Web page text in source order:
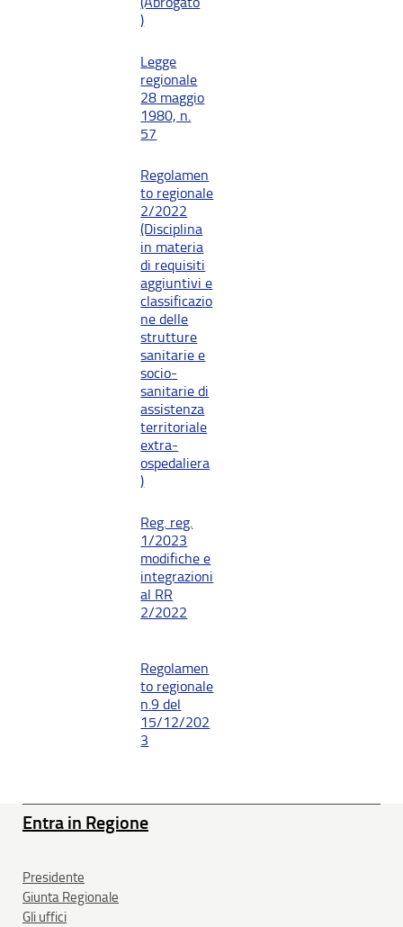
)
Legge
regionale
28 maggio
1980, n.
57
Regolamen
to regionale
2/2022
(Disciplina
in materia
di requisiti
aggiuntivi e
classificazio
ne delle
strutture
sanitarie e
socio-
sanitarie di
assistenza
territoriale
extra-
ospedaliera
)
Reg. reg.
1/2023
modifiche e
integrazioni
al RR
2/2022
Regolamen
to regionale
n.9 del
15/12/202
3
Entra in Regione
Presidente
Giunta Regionale
Gli uffici